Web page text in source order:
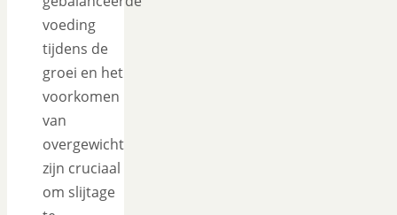
voeding
tijdens de
groei en het
voorkomen
van
overgewicht
zijn cruciaal
om slijtage